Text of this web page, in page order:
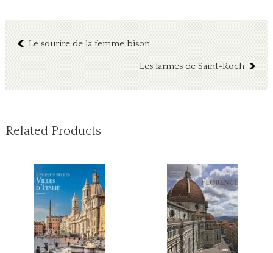
Le sourire de la femme bison
Les larmes de Saint-Roch
Related Products